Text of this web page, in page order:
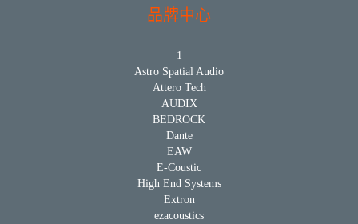
品牌中心
1
Astro Spatial Audio
Attero Tech
AUDIX
BEDROCK
Dante
EAW
E-Coustic
High End Systems
Extron
ezacoustics